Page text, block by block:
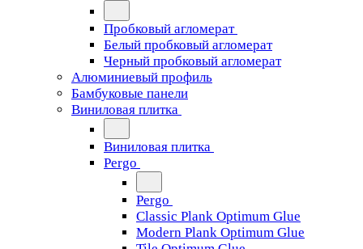
Пробковый агломерат
Белый пробковый агломерат
Черный пробковый агломерат
Алюминиевый профиль
Бамбуковые панели
Виниловая плитка
Виниловая плитка
Pergo
Pergo
Classic Plank Optimum Glue
Modern Plank Optimum Glue